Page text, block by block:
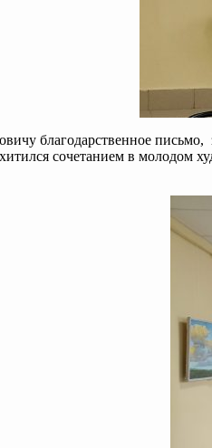
благодарственное
сочетанием в молодом